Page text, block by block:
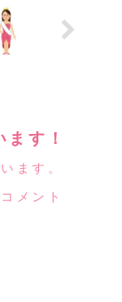
す！
ます。
メント